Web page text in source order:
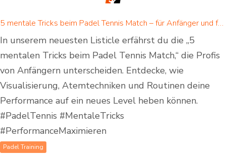
5 mentale Tricks beim Padel Tennis Match – für Anfänger und fortgeschrittene Padelspieler
In unserem neuesten Listicle erfährst du die „5
mentalen Tricks beim Padel Tennis Match,“ die Profis
von Anfängern unterscheiden. Entdecke, wie
Visualisierung, Atemtechniken und Routinen deine
Performance auf ein neues Level heben können.
#PadelTennis #MentaleTricks
#PerformanceMaximieren
Padel Training